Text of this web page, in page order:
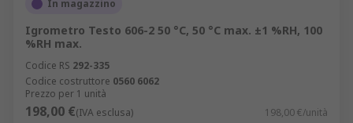
In magazzino
Igrometro Testo 606-2 50 °C, 50 °C max. ±1 %RH, 100
%RH max.
Codice RS 292-335
Codice costruttore 0560 6062
Prezzo per 1 unità
198,00 €(IVA esclusa) 198,00 €/unità